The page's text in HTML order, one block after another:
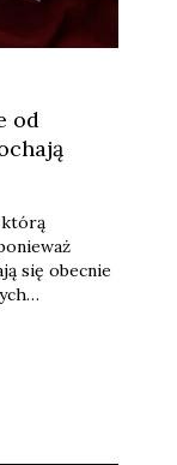
od
się obecnie